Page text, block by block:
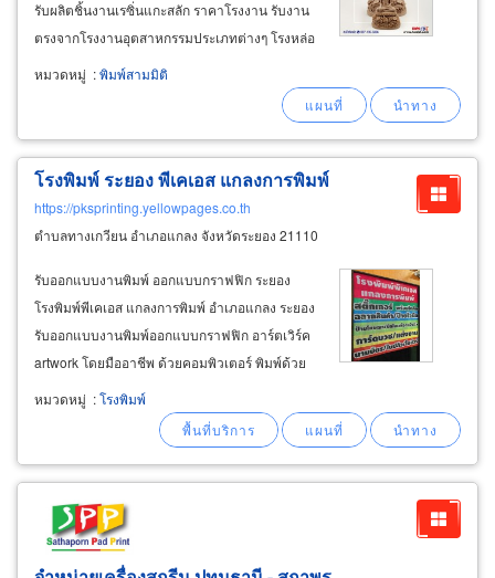
รับผลิตชิ้นงานเรซิ่นแกะสลัก ราคาโรงงาน รับงาน
ตรงจากโรงงานอุตสาหกรรมประเภทต่างๆ โรงหล่อ
พระ วัดและสถานปฏิบัติธรรม สถานศึกษา-นิสิต-
หมวดหมู่ :พิมพ์สามมิติ
โรงพิมพ์ ระยอง พีเคเอส แกลงการพิมพ์
https://pksprinting.yellowpages.co.th
ตำบลทางเกวียน อำเภอแกลง จังหวัดระยอง 21110
รับออกแบบงานพิมพ์ ออกแบบกราฟฟิก ระยอง
โรงพิมพ์พีเคเอส แกลงการพิมพ์ อำเภอแกลง ระยอง
รับออกแบบงานพิมพ์ออกแบบกราฟฟิก อาร์ตเวิร์ค
artwork โดยมืออาชีพ ด้วยคอมพิวเตอร์ พิมพ์ด้วย
ระบบออฟเซ็ท 4 สี 08-5698-2814, 0-3867-1297
รับพิมพ์ โปสเตอร์สี่สี แผ่นพับ ใบปลิว แผ่นพับ
หมวดหมู่ :โรงพิมพ์